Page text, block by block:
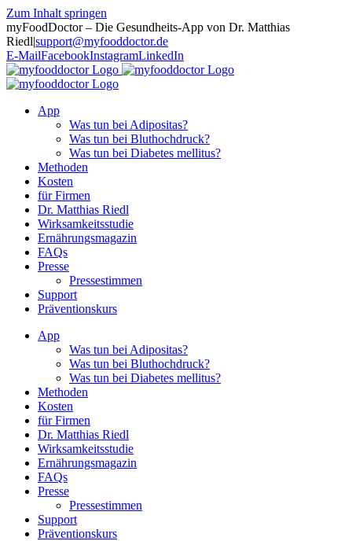
Zum Inhalt springen
myFoodDoctor – Die Gesundheits-App von Dr. Matthias
Riedl|support@myfooddoctor.de
E-MailFacebookInstagramLinkedIn
App
Was tun bei Adipositas?
Was tun bei Bluthochdruck?
Was tun bei Diabetes mellitus?
Methoden
Kosten
für Firmen
Dr. Matthias Riedl
Wirksamkeitsstudie
Ernährungsmagazin
FAQs
Presse
Pressestimmen
Support
Präventionskurs
App
Was tun bei Adipositas?
Was tun bei Bluthochdruck?
Was tun bei Diabetes mellitus?
Methoden
Kosten
für Firmen
Dr. Matthias Riedl
Wirksamkeitsstudie
Ernährungsmagazin
FAQs
Presse
Pressestimmen
Support
Präventionskurs